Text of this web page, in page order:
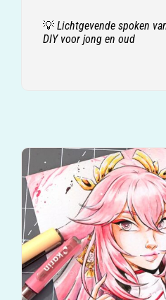
💡 Lichtgevende spoken
DIY voor jong en oud